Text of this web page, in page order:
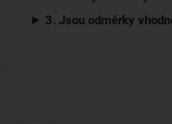
3. Jsou odměrky